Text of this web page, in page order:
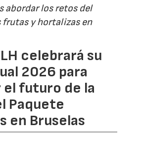
abordar los retos del
frutas y hortalizas en
celebrará su
2026 para
el futuro de la
Paquete
en Bruselas